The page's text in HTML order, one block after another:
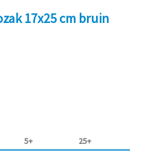
17x25 cm bruin
5+ 25+